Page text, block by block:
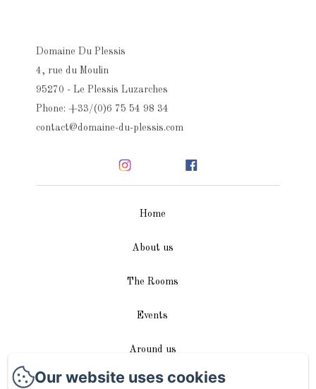
Domaine Du Plessis
4, rue du Moulin
95270 - Le Plessis Luzarches
Phone: +33/(0)6 75 54 98 34
contact@domaine-du-plessis.com
Home
About us
The Rooms
Events
Around us
Access / Contact
Our website uses cookies